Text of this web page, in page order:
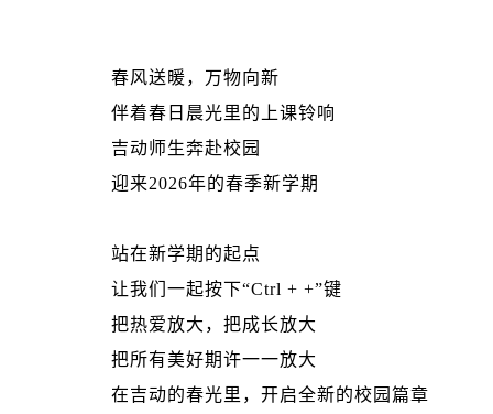
春风送暖，万物向新
伴着春日晨光里的上课铃响
吉动师生奔赴校园
迎来2026年的春季新学期
站在新学期的起点
让我们一起按下“Ctrl + +”键
把热爱放大，把成长放大
把所有美好期许一一放大
在吉动的春光里，开启全新的校园篇章